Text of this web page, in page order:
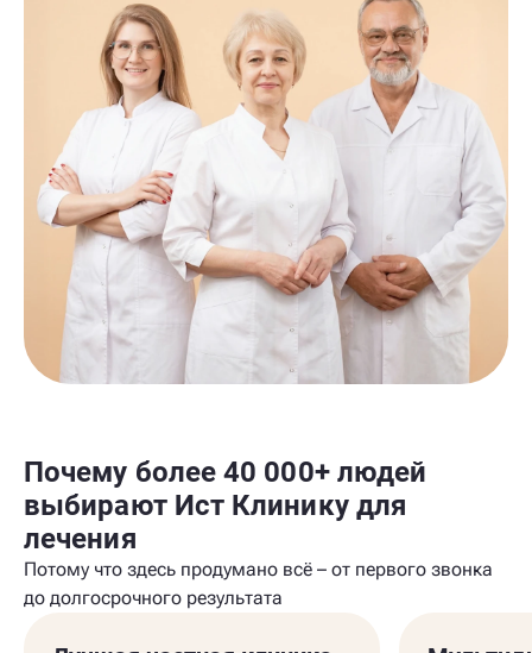
Почему более 40 000+ людей
выбирают Ист Клинику для
лечения
Потому что здесь продумано всё – от первого звонка
до долгосрочного результата